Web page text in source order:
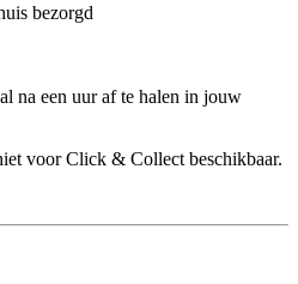
bezorgd
na een uur af te halen in jouw
voor Click & Collect beschikbaar.